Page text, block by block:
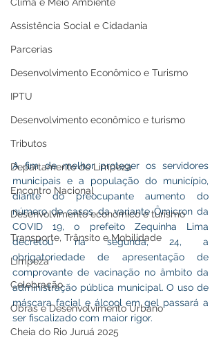
Assistência Social e Cidadania
Parcerias
Desenvolvimento Econômico e Turismo
IPTU
Desenvolvimento econômico e turismo
Tributos
Departamento de Limpeza
Encontro Nacional
Desenvolvimento econômico e turismo
Transporte, Trânsito e Mobilidade
Limpeza
Celebração
Obras e Desenvolvimento Urbano
Cheia do Rio Juruá 2025
A fim de melhor proteger os servidores
municipais e a população do município,
diante do preocupante aumento do
número de casos da variante Ômicron da
COVID 19, o prefeito Zequinha Lima
decretou na segunda, 24, a
obrigatoriedade de apresentação de
comprovante de vacinação no âmbito da
administração pública municipal. O uso de
máscara facial e álcool em gel passará a
ser fiscalizado com maior rigor.